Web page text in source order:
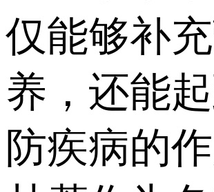
仅能够补
养，还能
防疾病的作